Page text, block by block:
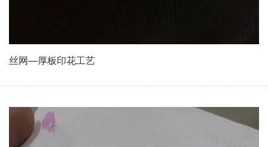
丝网—厚板印花工艺